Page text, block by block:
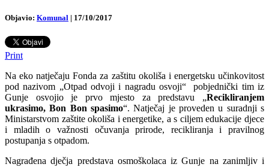
Objavio: Komunal | 17/10/2017
Print
Na eko natječaju Fonda za zaštitu okoliša i energetsku učinkovitost
pod nazivom „Otpad odvoji i nagradu osvoji“ pobjednički tim iz
Gunje osvojio je prvo mjesto za predstavu „Recikliranjem
ukrasimo, Bon Bon spasimo“. Natječaj je proveden u suradnji s
Ministarstvom zaštite okoliša i energetike, a s ciljem edukacije djece
i mladih o važnosti očuvanja prirode, recikliranja i pravilnog
postupanja s otpadom.
Nagrađena dječja predstava osmoškolaca iz Gunje na zanimljiv i